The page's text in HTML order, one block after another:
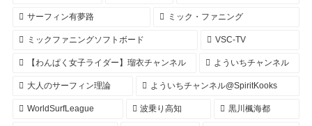
サーフィン有夢路 ミック・ファニング
ミックファニングソフトボード VSC-TV
【わんぱく女子ライダー】瑠衣チャンネル よういちチャンネル
大人のサーフィン理論 よういちチャンネル@SpiritKooks
WorldSurfLeague 波乗り高知 黒川楓海都